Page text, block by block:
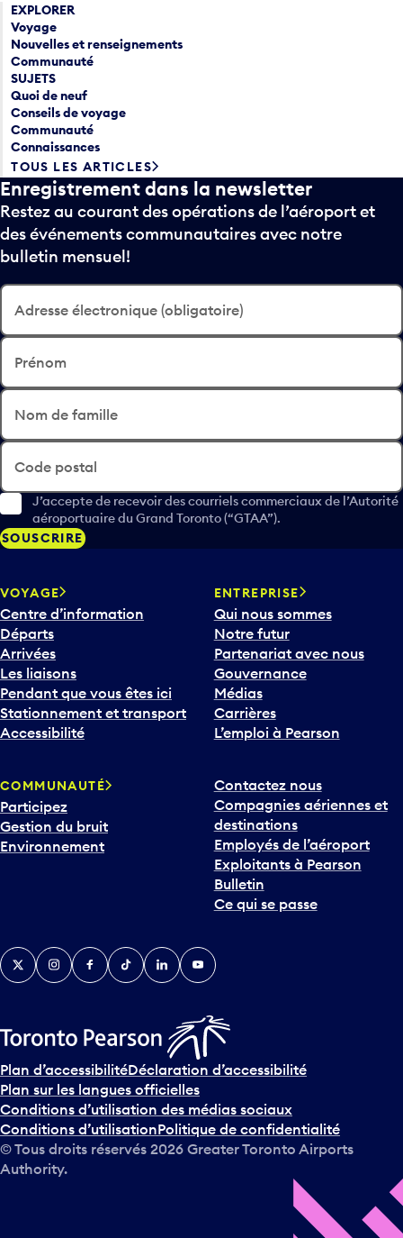
EXPLORER
Voyage
Nouvelles et renseignements
Communauté
SUJETS
Quoi de neuf
Conseils de voyage
Communauté
Connaissances
TOUS LES ARTICLES
Enregistrement dans la newsletter
Restez au courant des opérations de l’aéroport et
des événements communautaires avec notre
bulletin mensuel!
Adresse électronique (obligatoire)
Prénom
Nom de famille
Code postal
J’accepte de recevoir des courriels commerciaux de l’Autorité
aéroportuaire du Grand Toronto (“GTAA”).
SOUSCRIRE
VOYAGE
Centre d’information
Départs
Arrivées
Les liaisons
Pendant que vous êtes ici
Stationnement et transport
Accessibilité
ENTREPRISE
Qui nous sommes
Notre futur
Partenariat avec nous
Gouvernance
Médias
Carrières
L’emploi à Pearson
COMMUNAUTÉ
Participez
Gestion du bruit
Environnement
Contactez nous
Compagnies aériennes et
destinations
Employés de l’aéroport
Exploitants à Pearson
Bulletin
Ce qui se passe
TwitterInstagramFacebook
TikTokLinkedInYouTube
Plan d’accessibilitéDéclaration d’accessibilité
Plan sur les langues officielles
Conditions d’utilisation des médias sociaux
Conditions d’utilisationPolitique de confidentialité
© Tous droits réservés 2026 Greater Toronto Airports
Authority.